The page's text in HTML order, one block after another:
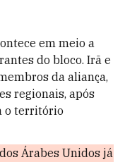
em meio a
do bloco. Irã e
da aliança,
regionais, após
o território
Árabes Unidos já